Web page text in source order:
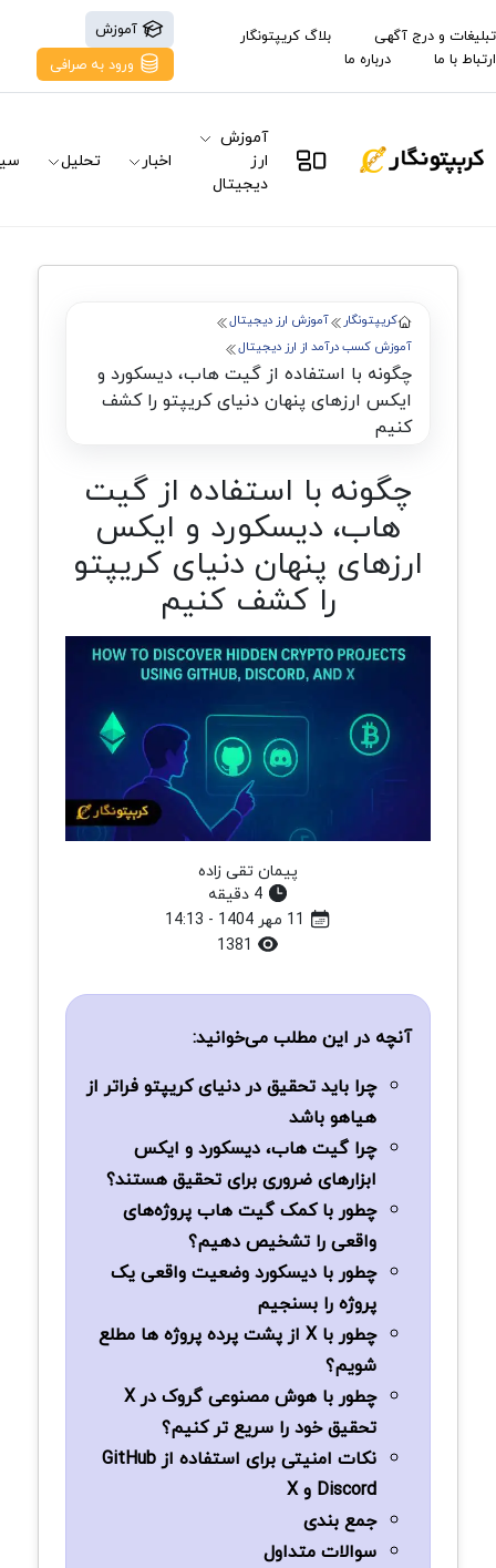
تبلیغات و درج آگهی
بلاگ کریپتونگار
ارتباط با ما
درباره ما
آموزش
ورود به صرافی
آموزش
ارز
دیجیتال
اخبار تحلیل
کریپتونگار
آموزش ارز دیجیتال
آموزش کسب درآمد از ارز دیجیتال
چگونه با استفاده از گیت هاب، دیسکورد و
ایکس ارزهای پنهان دنیای کریپتو را کشف
کنیم
چگونه با استفاده از گیت
هاب، دیسکورد و ایکس
ارزهای پنهان دنیای کریپتو
را کشف کنیم
پیمان تقی زاده
4 دقیقه
آنچه در این مطلب می‌خوانید:
چرا باید تحقیق در دنیای کریپتو فراتر از
هیاهو باشد
چرا گیت هاب، دیسکورد و ایکس
ابزارهای ضروری برای تحقیق هستند؟
چطور با کمک گیت هاب پروژه‌های
واقعی را تشخیص دهیم؟
چطور با دیسکورد وضعیت واقعی یک
پروژه را بسنجیم
چطور با X از پشت پرده پروژه ها مطلع
شویم؟
چطور با هوش مصنوعی گروک در X
تحقیق خود را سریع تر کنیم؟
نکات امنیتی برای استفاده از GitHub
Discord و X
جمع بندی
سوالات متداول